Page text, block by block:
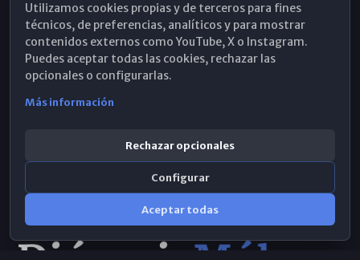
Hemeroteca
WhatsApp
Utilizamos cookies propias y de terceros para fines
técnicos, de preferencias, analíticos y para mostrar
contenidos externos como YouTube, X o Instagram.
Puedes aceptar todas las cookies, rechazar las
opcionales o configurarlas.
Más información
Rechazar opcionales
Configurar
Aceptar todas